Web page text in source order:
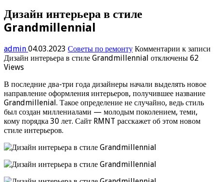
Дизайн интерьера в стиле
Grandmillennial
admin 04.03.2023 Советы по ремонту Комментарии к записи
Дизайн интерьера в стиле Grandmillennial отключены 62
Views
В последние два-три года дизайнеры начали выделять новое
направление оформления интерьеров, получившее название
Grandmillenial. Такое определение не случайно, ведь стиль
был создан миллениалами — молодым поколением, теми,
кому порядка 30 лет. Сайт RMNT расскажет об этом новом
стиле интерьеров.